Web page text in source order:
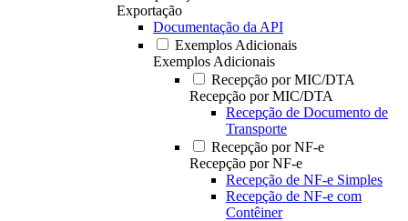
Exportação
Documentação da API
Exemplos Adicionais
Exemplos Adicionais
Recepção por MIC/DTA
Recepção por MIC/DTA
Recepção de Documento de
Transporte
Recepção por NF-e
Recepção por NF-e
Recepção de NF-e Simples
Recepção de NF-e com
Contêiner